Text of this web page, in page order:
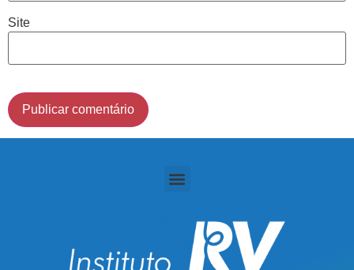
Site 0800 494 8888